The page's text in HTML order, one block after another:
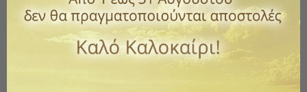
με ΦΠΑ
Xάρτινη φόρμα ψησίματος, Μίας χρήσης